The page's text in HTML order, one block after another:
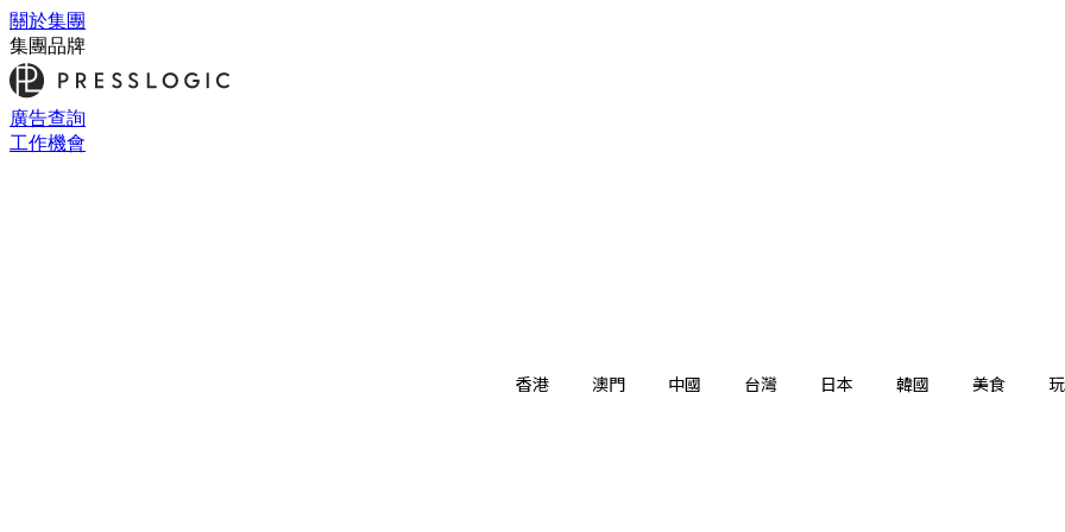
關於集團
集團品牌
廣告查詢
工作機會
香港 澳門 中國 台灣 日本 韓國 美食